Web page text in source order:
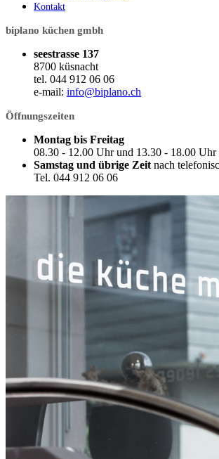
Kontakt
biplano küchen gmbh
seestrasse 137
8700 küsnacht
tel. 044 912 06 06
e-mail: info@biplano.ch
Öffnungszeiten
Montag bis Freitag
08.30 - 12.00 Uhr und 13.30 - 18.00 Uhr
Samstag und übrige Zeit nach
Tel. 044 912 06 06